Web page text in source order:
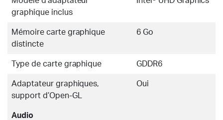
graphique inclus
Mémoire carte graphique
distincte
6 Go
Type de carte graphique GDDR6
Adaptateur graphiques,
support d’Open-GL
Oui
Audio